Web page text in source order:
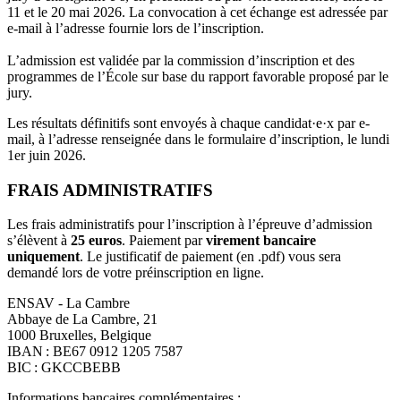
11 et le 20 mai 2026. La convocation à cet échange est adressée par
e-mail à l’adresse fournie lors de l’inscription.
L’admission est validée par la commission d’inscription et des
programmes de l’École sur base du rapport favorable proposé par le
jury.
Les résultats définitifs sont envoyés à chaque candidat·e·x par e-
mail, à l’adresse renseignée dans le formulaire d’inscription, le lundi
1er juin 2026.
FRAIS ADMINISTRATIFS
Les frais administratifs pour l’inscription à l’épreuve d’admission
s’élèvent à 25 euros. Paiement parvirement bancaire
uniquement. Le justificatif de paiement (en .pdf) vous sera
demandé lors de votre préinscription en ligne.
ENSAV - La Cambre
Abbaye de La Cambre, 21
1000 Bruxelles, Belgique
IBAN : BE67 0912 1205 7587
BIC : GKCCBEBB